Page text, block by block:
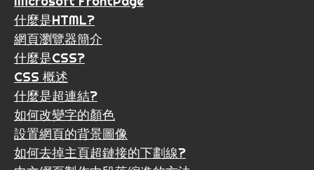
什麼是HTML?
網頁瀏覽器簡介
什麼是CSS?
CSS 概述
什麼是超連結?
如何改變字的顏色
設置網頁的背景圖像
如何去掉主頁超鏈接的下劃線?